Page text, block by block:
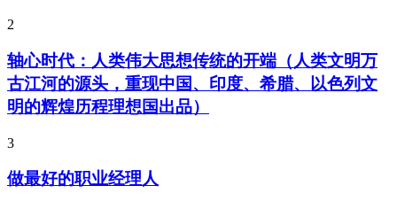
2
轴心时代：人类伟大思想传统的开端（人类文明万
古江河的源头，重现中国、印度、希腊、以色列文
明的辉煌历程理想国出品）
3
做最好的职业经理人